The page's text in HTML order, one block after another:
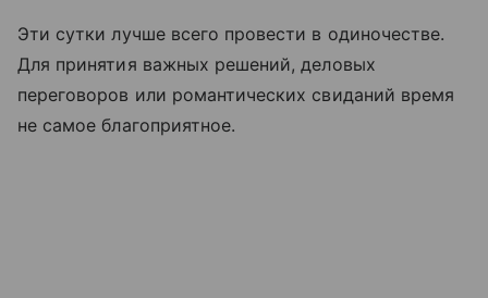
Эти сутки лучше всего провести в одиночестве.
Для принятия важных решений, деловых
переговоров или романтических свиданий время
не самое благоприятное.